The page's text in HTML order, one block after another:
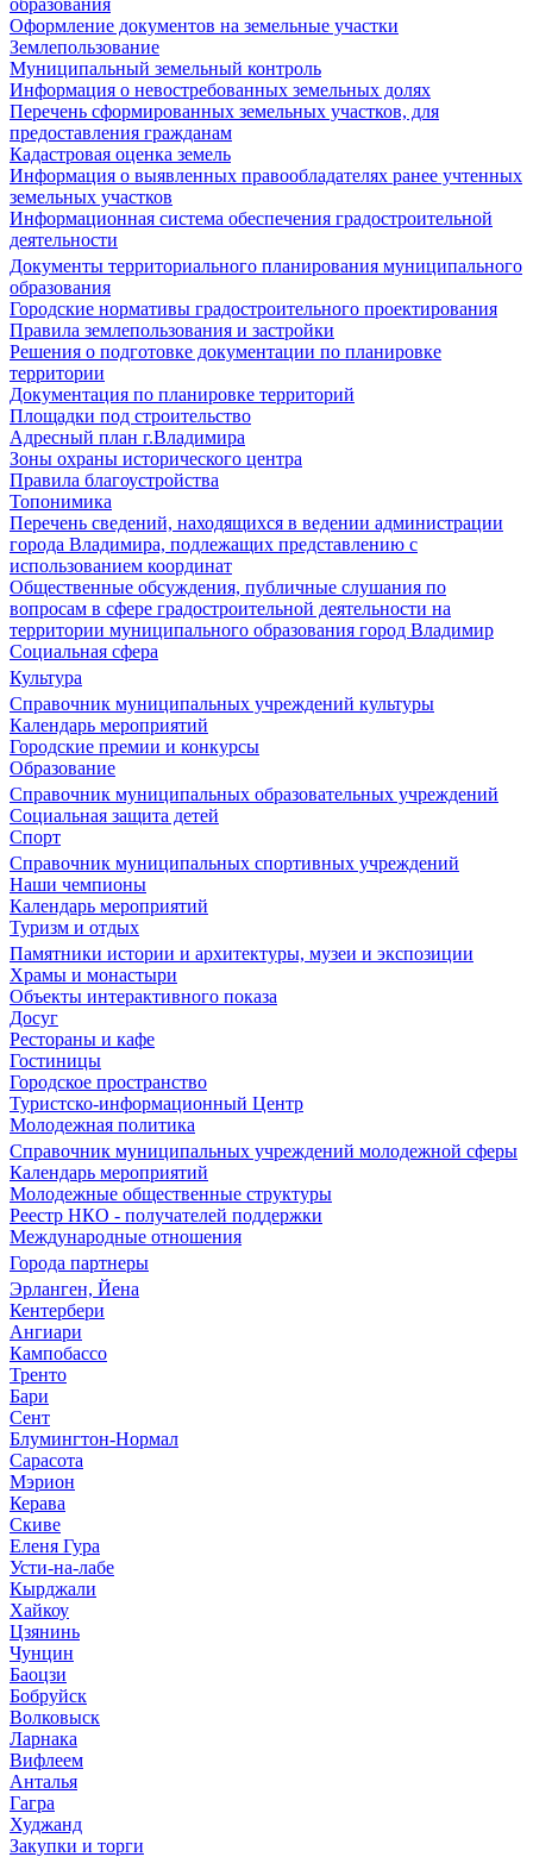
образования
Оформление документов на земельные участки
Землепользование
Муниципальный земельный контроль
Информация о невостребованных земельных долях
Перечень сформированных земельных участков, для
предоставления гражданам
Кадастровая оценка земель
Информация о выявленных правообладателях ранее учтенных
земельных участков
Информационная система обеспечения градостроительной
деятельности
Документы территориального планирования муниципального
образования
Городские нормативы градостроительного проектирования
Правила землепользования и застройки
Решения о подготовке документации по планировке
территории
Документация по планировке территорий
Площадки под строительство
Адресный план г.Владимира
Зоны охраны исторического центра
Правила благоустройства
Топонимика
Перечень сведений, находящихся в ведении администрации
города Владимира, подлежащих представлению с
использованием координат
Общественные обсуждения, публичные слушания по
вопросам в сфере градостроительной деятельности на
территории муниципального образования город Владимир
Социальная сфера
Культура
Справочник муниципальных учреждений культуры
Календарь мероприятий
Городские премии и конкурсы
Образование
Справочник муниципальных образовательных учреждений
Социальная защита детей
Спорт
Справочник муниципальных спортивных учреждений
Наши чемпионы
Календарь мероприятий
Туризм и отдых
Памятники истории и архитектуры, музеи и экспозиции
Храмы и монастыри
Объекты интерактивного показа
Досуг
Рестораны и кафе
Гостиницы
Городское пространство
Туристско-информационный Центр
Молодежная политика
Справочник муниципальных учреждений молодежной сферы
Календарь мероприятий
Молодежные общественные структуры
Реестр НКО - получателей поддержки
Международные отношения
Города партнеры
Эрланген, Йена
Кентербери
Ангиари
Кампобассо
Тренто
Бари
Сент
Блумингтон-Нормал
Сарасота
Мэрион
Керава
Скиве
Еленя Гура
Усти-на-лабе
Кырджали
Хайкоу
Цзянинь
Чунцин
Баоцзи
Бобруйск
Волковыск
Ларнака
Вифлеем
Анталья
Гагра
Худжанд
Закупки и торги